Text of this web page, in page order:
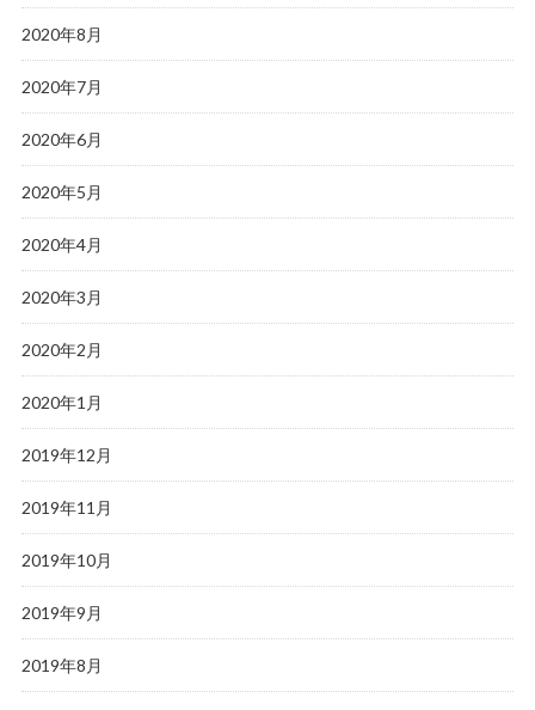
2020年8月
2020年7月
2020年6月
2020年5月
2020年4月
2020年3月
2020年2月
2020年1月
2019年12月
2019年11月
2019年10月
2019年9月
2019年8月